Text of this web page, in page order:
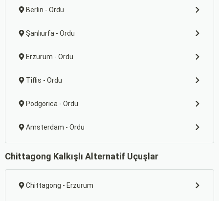
Berlin - Ordu
Şanlıurfa - Ordu
Erzurum - Ordu
Tiflis - Ordu
Podgorica - Ordu
Amsterdam - Ordu
Chittagong Kalkışlı Alternatif Uçuşlar
Chittagong - Erzurum